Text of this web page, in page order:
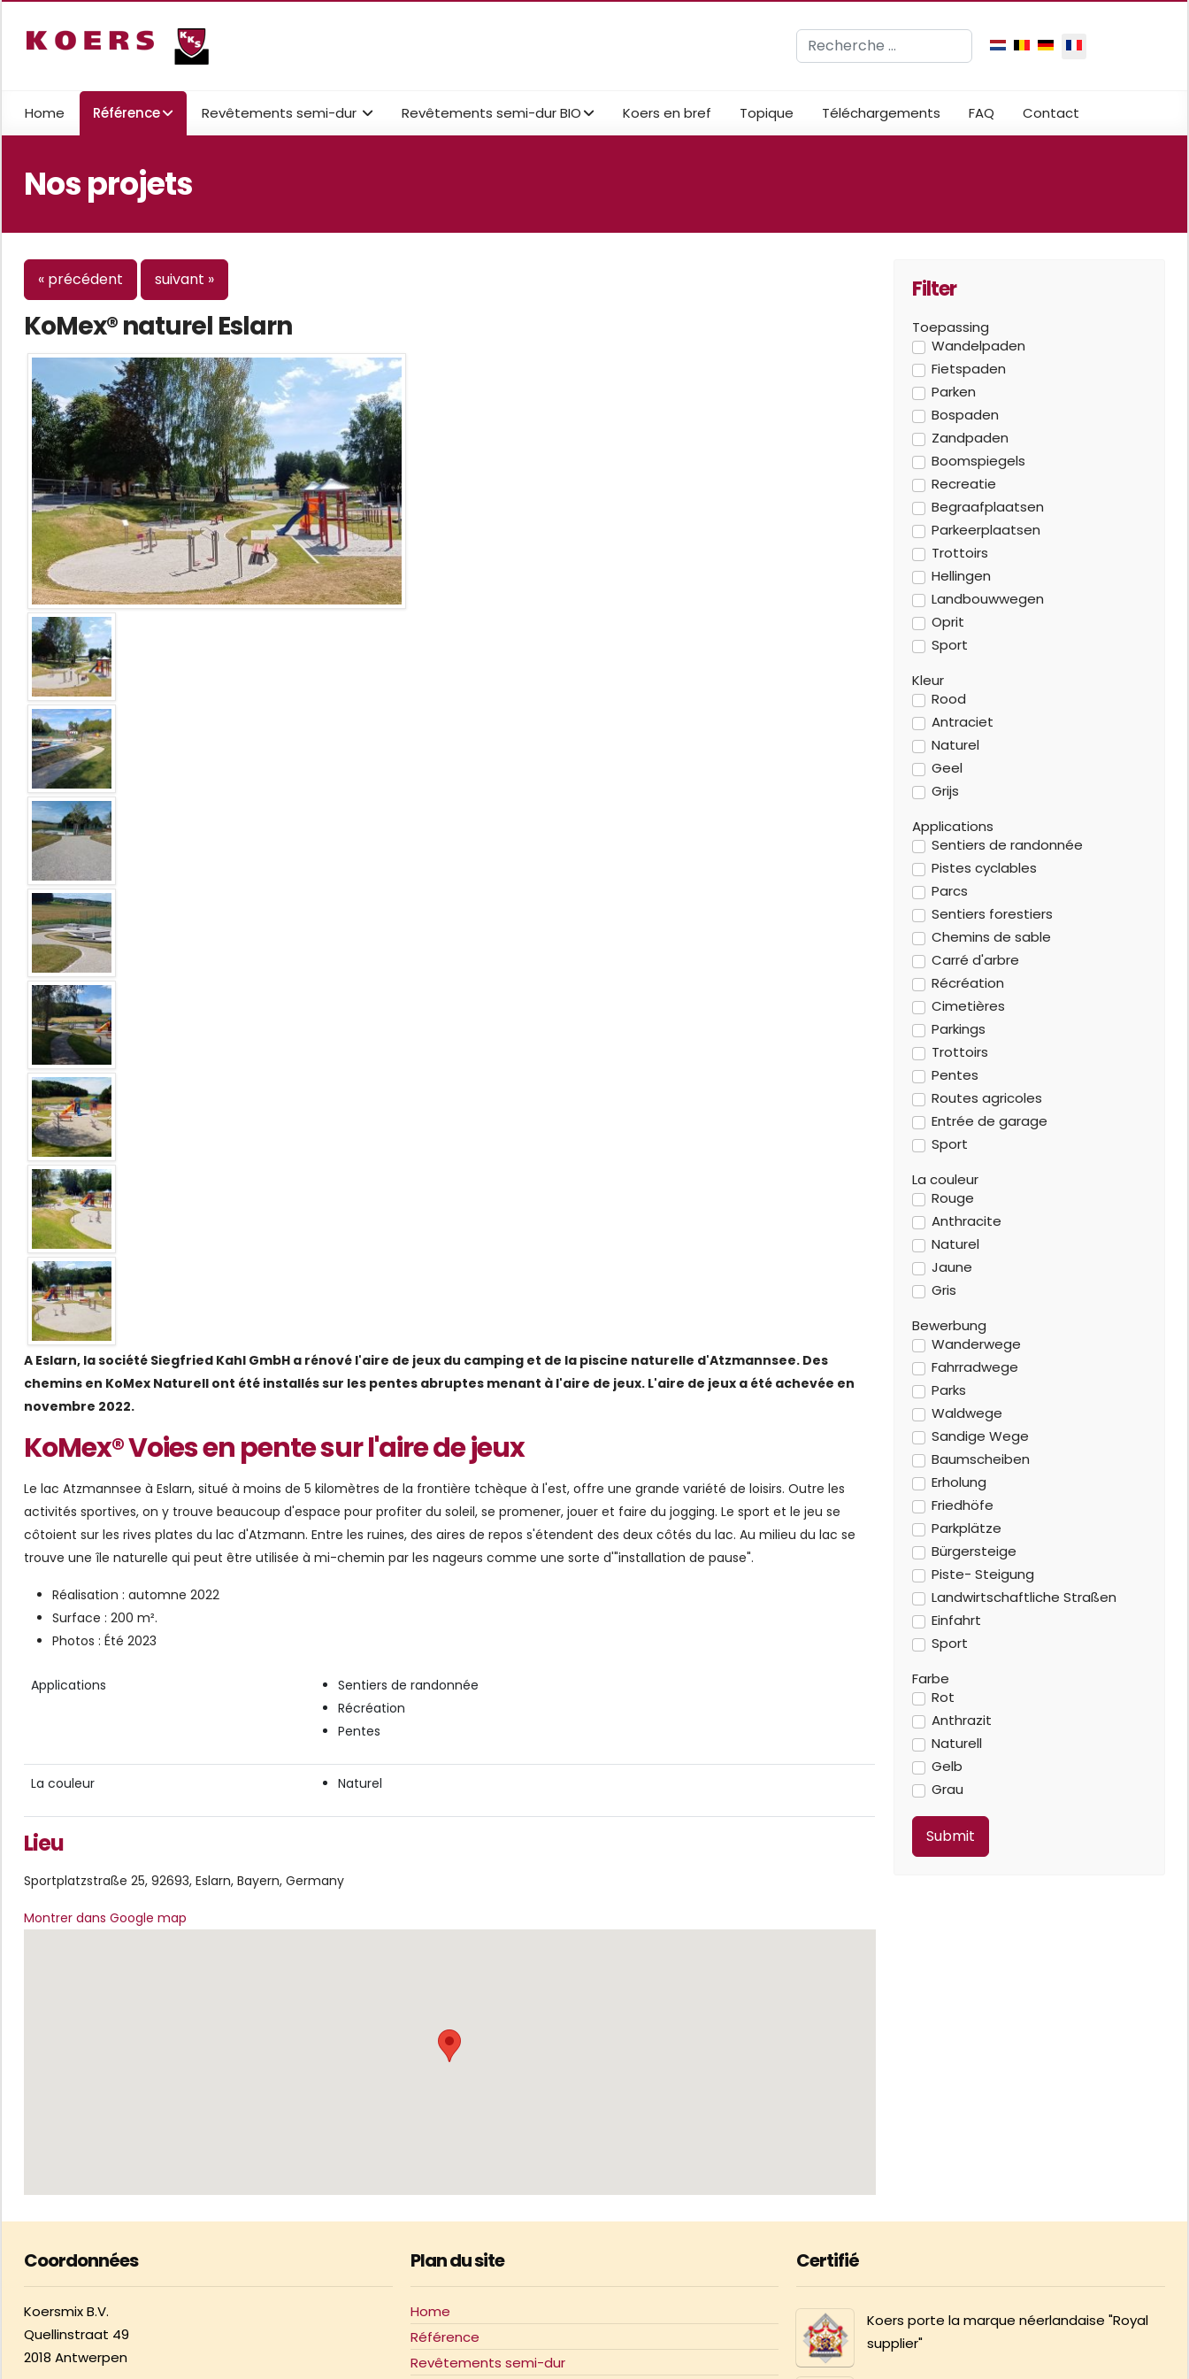
Rechercher Sélectionnez votre langue
Home Référence Revêtements semi-dur Revêtements semi-dur BIO Koers en bref Topique Téléchargements FAQ Contact
Nos projets
« précédent suivant »
KoMex® naturel Eslarn
A Eslarn, la société Siegfried Kahl GmbH a rénové l'aire de jeux du camping et de la piscine naturelle d'Atzmannsee. Des
chemins en KoMex Naturell ont été installés sur les pentes abruptes menant à l'aire de jeux. L'aire de jeux a été achevée en
novembre 2022.
KoMex® Voies en pente sur l'aire de jeux
Le lac Atzmannsee à Eslarn, situé à moins de 5 kilomètres de la frontière tchèque à l'est, offre une grande variété de loisirs. Outre les
activités sportives, on y trouve beaucoup d'espace pour profiter du soleil, se promener, jouer et faire du jogging. Le sport et le jeu se
côtoient sur les rives plates du lac d'Atzmann. Entre les ruines, des aires de repos s'étendent des deux côtés du lac. Au milieu du lac se
trouve une île naturelle qui peut être utilisée à mi-chemin par les nageurs comme une sorte d'"installation de pause".
Réalisation : automne 2022
Surface : 200 m².
Photos : Été 2023
Applications
Sentiers de randonnée
Récréation
Pentes
La couleur Naturel
Lieu
Sportplatzstraße 25, 92693, Eslarn, Bayern, Germany
Montrer dans Google map
Filter
Toepassing
Wandelpaden
Fietspaden
Parken
Bospaden
Zandpaden
Boomspiegels
Recreatie
Begraafplaatsen
Parkeerplaatsen
Trottoirs
Hellingen
Landbouwwegen
Oprit
Sport
Kleur
Rood
Antraciet
Naturel
Geel
Grijs
Applications
Sentiers de randonnée
Pistes cyclables
Parcs
Sentiers forestiers
Chemins de sable
Carré d'arbre
Récréation
Cimetières
Parkings
Trottoirs
Pentes
Routes agricoles
Entrée de garage
Sport
La couleur
Rouge
Anthracite
Naturel
Jaune
Gris
Bewerbung
Wanderwege
Fahrradwege
Parks
Waldwege
Sandige Wege
Baumscheiben
Erholung
Friedhöfe
Parkplätze
Bürgersteige
Piste- Steigung
Landwirtschaftliche Straßen
Einfahrt
Sport
Farbe
Rot
Anthrazit
Naturell
Gelb
Grau
Coordonnées
Koersmix B.V.
Quellinstraat 49
2018 Antwerpen
Plan du site
Home
Référence
Revêtements semi-dur
Certifié
Koers porte la marque néerlandaise "Royal
supplier"